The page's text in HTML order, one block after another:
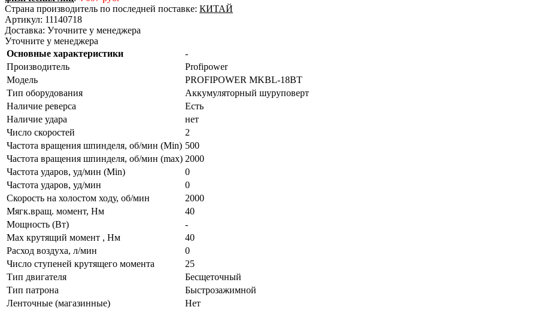
Страна производитель по последней поставке: КИТАЙ
Артикул: 11140718
Доставка: Уточните у менеджера
Уточните у менеджера
Основные характеристики
-
Производитель
Profipower
Модель
PROFIPOWER MKBL-18BT
Тип оборудования
Аккумуляторный шуруповерт
Наличие реверса
Есть
Наличие удара
нет
Число скоростей
2
Частота вращения шпинделя, об/мин (Min) 500
Частота вращения шпинделя, об/мин (max) 2000
Частота ударов, уд/мин (Min)
0
Частота ударов, уд/мин
0
Скорость на холостом ходу, об/мин
2000
Мягк.вращ. момент, Нм
40
Мощность (Вт)
-
Max крутящий момент , Нм
40
Расход воздуха, л/мин
0
Число ступеней крутящего момента
25
Тип двигателя
Бесщеточный
Тип патрона
Быстрозажимной
Ленточные (магазинные)
Нет